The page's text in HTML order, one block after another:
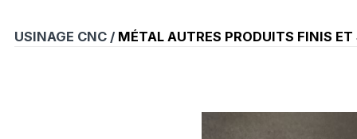
USINAGE CNC / MÉTAL AUTRES PRODUITS FINIS ET